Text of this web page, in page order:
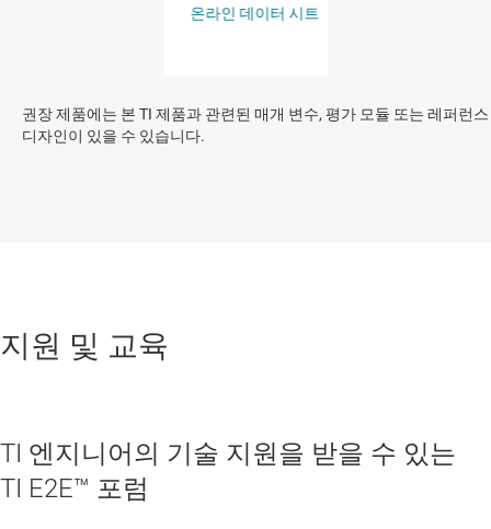
권장 제품에는 본 TI 제품과 관련된 매개 변수, 평가 모듈 또는 레퍼런스
디자인이 있을 수 있습니다.
지원 및 교육
TI 엔지니어의 기술 지원을 받을 수 있는
TI E2E™ 포럼